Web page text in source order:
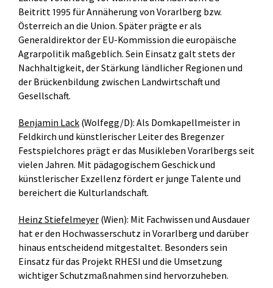
Beitritt 1995 für Annäherung von Vorarlberg bzw.
Österreich an die Union. Später prägte er als
Generaldirektor der EU-Kommission die europäische
Agrarpolitik maßgeblich. Sein Einsatz galt stets der
Nachhaltigkeit, der Stärkung ländlicher Regionen und
der Brückenbildung zwischen Landwirtschaft und
Gesellschaft.
Benjamin Lack (Wolfegg/D): Als Domkapellmeister in
Feldkirch und künstlerischer Leiter des Bregenzer
Festspielchores prägt er das Musikleben Vorarlbergs seit
vielen Jahren. Mit pädagogischem Geschick und
künstlerischer Exzellenz fördert er junge Talente und
bereichert die Kulturlandschaft.
Heinz Stiefelmeyer (Wien): Mit Fachwissen und Ausdauer
hat er den Hochwasserschutz in Vorarlberg und darüber
hinaus entscheidend mitgestaltet. Besonders sein
Einsatz für das Projekt RHESI und die Umsetzung
wichtiger Schutzmaßnahmen sind hervorzuheben.